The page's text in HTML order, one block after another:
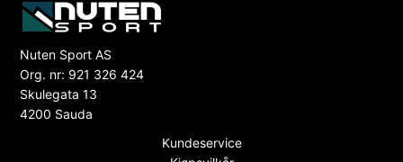
Nuten Sport AS
Org. nr: 921 326 424
Skulegata 13
4200 Sauda
Kundeservice